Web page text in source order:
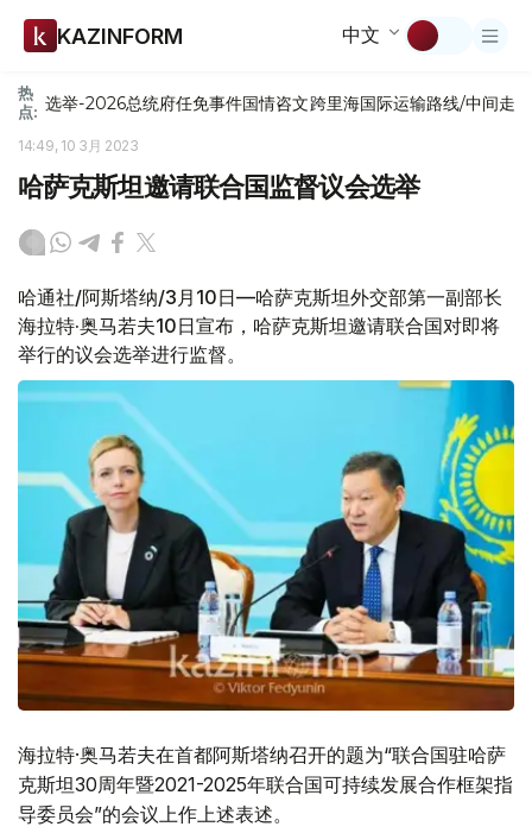
KAZINFORM 中文
热
点: 选举-2026总统府任免事件国情咨文跨里海国际运输路线/中间走廊
14:49, 10 3月 2023
哈萨克斯坦邀请联合国监督议会选举
哈通社/阿斯塔纳/3月10日—哈萨克斯坦外交部第一副部长
海拉特·奥马若夫10日宣布，哈萨克斯坦邀请联合国对即将
举行的议会选举进行监督。
海拉特·奥马若夫在首都阿斯塔纳召开的题为“联合国驻哈萨
克斯坦30周年暨2021-2025年联合国可持续发展合作框架指
导委员会”的会议上作上述表述。